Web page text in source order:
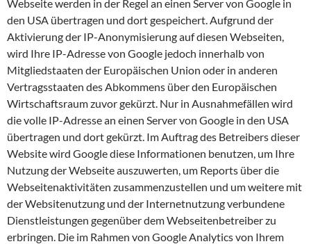
Webseite werden in der Regel an einen Server von Google in
den USA übertragen und dort gespeichert. Aufgrund der
Aktivierung der IP-Anonymisierung auf diesen Webseiten,
wird Ihre IP-Adresse von Google jedoch innerhalb von
Mitgliedstaaten der Europäischen Union oder in anderen
Vertragsstaaten des Abkommens über den Europäischen
Wirtschaftsraum zuvor gekürzt. Nur in Ausnahmefällen wird
die volle IP-Adresse an einen Server von Google in den USA
übertragen und dort gekürzt. Im Auftrag des Betreibers dieser
Website wird Google diese Informationen benutzen, um Ihre
Nutzung der Webseite auszuwerten, um Reports über die
Webseitenaktivitäten zusammenzustellen und um weitere mit
der Websitenutzung und der Internetnutzung verbundene
Dienstleistungen gegenüber dem Webseitenbetreiber zu
erbringen. Die im Rahmen von Google Analytics von Ihrem